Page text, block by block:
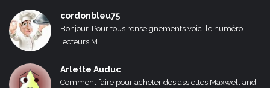
cordonbleu75
Bonjour, Pour tous renseignements voici le numéro
lecteurs M...
Arlette Auduc
Comment faire pour acheter des assiettes Maxwell and